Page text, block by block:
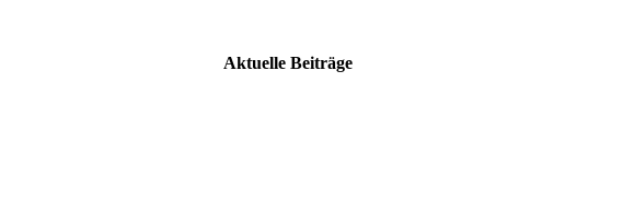
Aktuelle Beiträge